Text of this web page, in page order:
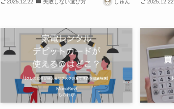
2025.12.22 失敗しない選び方 しゅん 2025.12.22